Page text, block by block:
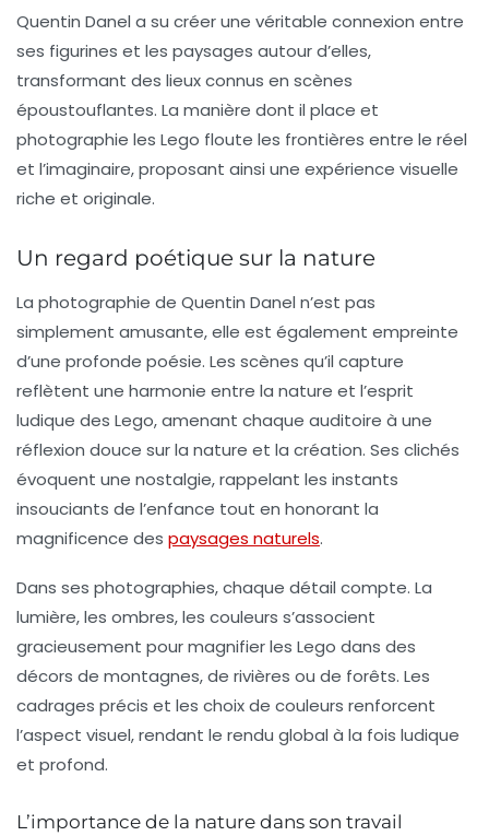
Quentin Danel a su créer une véritable connexion entre
ses figurines et les paysages autour d’elles,
transformant des lieux connus en scènes
époustouflantes. La manière dont il place et
photographie les Lego floute les frontières entre le réel
et l’imaginaire, proposant ainsi une expérience visuelle
riche et originale.
Un regard poétique sur la nature
La photographie de Quentin Danel n’est pas
simplement amusante, elle est également empreinte
d’une profonde poésie. Les scènes qu’il capture
reflètent une harmonie entre la nature et l’esprit
ludique des Lego, amenant chaque auditoire à une
réflexion douce sur la nature et la création. Ses clichés
évoquent une nostalgie, rappelant les instants
insouciants de l’enfance tout en honorant la
magnificence des paysages naturels.
Dans ses photographies, chaque détail compte. La
lumière, les ombres, les couleurs s’associent
gracieusement pour magnifier les Lego dans des
décors de montagnes, de rivières ou de forêts. Les
cadrages précis et les choix de couleurs renforcent
l’aspect visuel, rendant le rendu global à la fois ludique
et profond.
L’importance de la nature dans son travail